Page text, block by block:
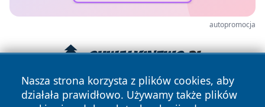
autopromocja
Nasza strona korzysta z plików cookies, aby
działała prawidłowo. Używamy także plików